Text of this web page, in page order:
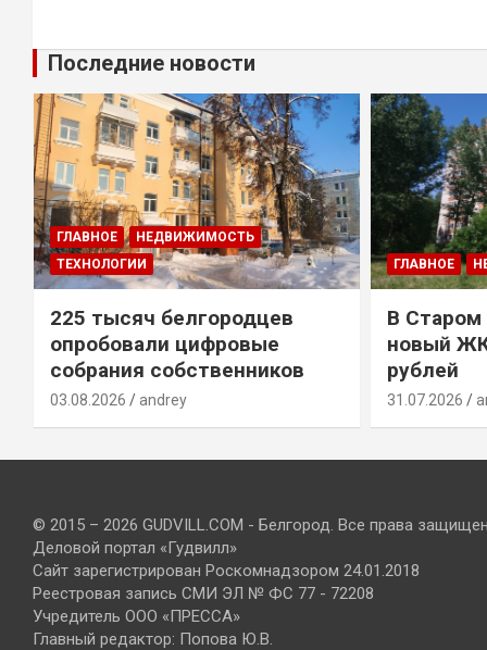
Последние новости
ГЛАВНОЕ
НЕДВИЖИМОСТЬ
ТЕХНОЛОГИИ
225 тысяч белгородцев
опробовали цифровые
собрания собственников
03.08.2026 andrey
ГЛАВНОЕ
В Старом
новый
рублей
31.07.2026
© 2015 – 2026 GUDVILL.COM - Белгород. Все права
Деловой портал «Гудвилл»
Сайт зарегистрирован Роскомнадзором 24.01.2018
Реестровая запись СМИ ЭЛ № ФС 77 - 72208
Учредитель ООО «ПРЕССА»
Главный редактор: Попова Ю.В.